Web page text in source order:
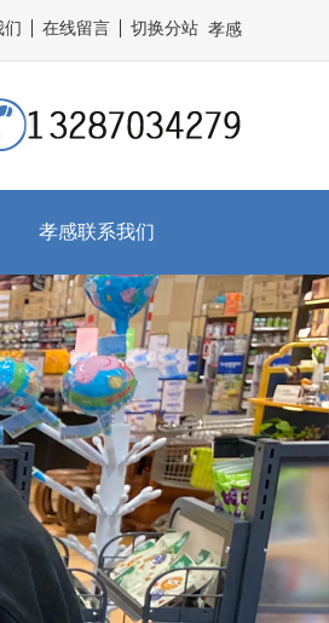
们 在线留言 孝感
切换分站
孝感联系我们